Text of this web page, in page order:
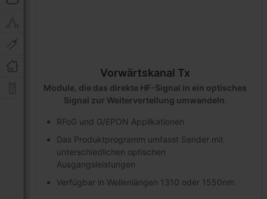
Vorwärtskanal Tx
Module, die das direkte HF-Signal in ein optisches
Signal zur Weiterverteilung umwandeln.
RFoG und G/EPON Applikationen
Das Produktprogramm umfasst Sender mit
unterschiedlichen optischen
Ausgangsleistungen
Verfügbar in Wellenlängen 1310 oder 1550nm